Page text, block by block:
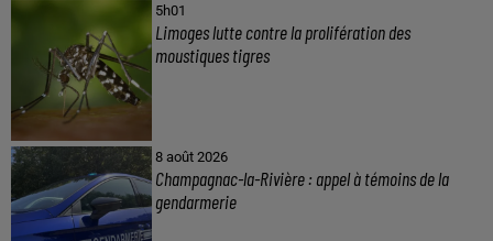
5h01
Limoges lutte contre la prolifération des
moustiques tigres
8 août 2026
Champagnac-la-Rivière : appel à témoins de la
gendarmerie